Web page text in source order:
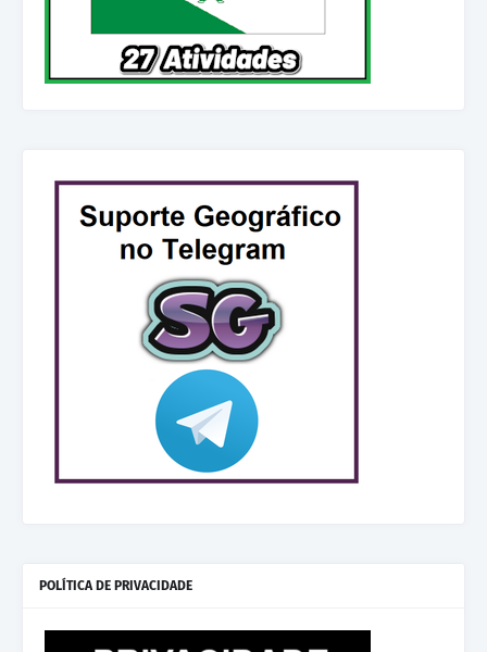
POLÍTICA DE PRIVACIDADE